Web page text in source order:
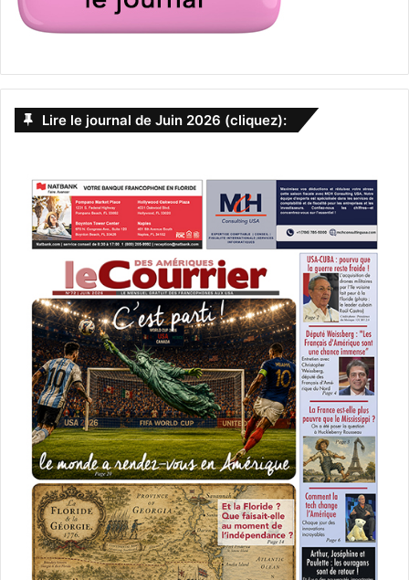
Depuis le début de l’épidémie, vous êtes scanné au départ
avez de la température au départ de France vous ne serez
quatorzaine dans des logements spéciaux à l’aéroport. Si
vous n’avez pas de température, vous devrez vous mettre
en « auto-quatorzaine » où vous voulez.
Attention, les lois sanitaires aux Etats-Unis sont
différentes en fonction des Etats. Si vous pouvez passer la
frontière, pensez bien que si vous sortez de l’aéroport
dans un Etat, vous ne pourrez peut-être pas vous rendre
ENSUITE dans un autre Etat. Exemple : au moment où
nous écrivons ces lignes il n’est toujours pas autorisé de
voyager depuis New-York vers la Floride.
Peut-on être remboursés en
cas d’annulation des vols ?
Si le vol est annulé, les compagnies sont obligées de vous
proposer un remboursement, même si vous pouvez opter
Lire le journal de Juin 2026 (cliquez):